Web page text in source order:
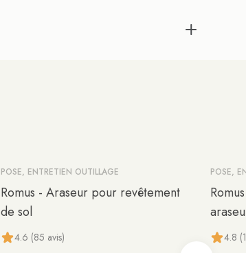
POSE, ENTRETIEN OUTILLAGE
Romus - Araseur pour revêtement
de sol
4.6 (85 avis)
POSE,
4.8